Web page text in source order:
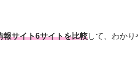
報サイト6サイトを比較して、わかり